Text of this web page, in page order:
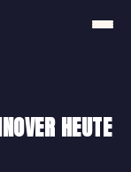
HEUTE